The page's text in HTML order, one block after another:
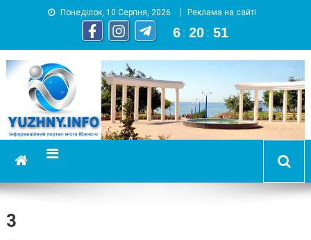
Понеділок, 10 Серпня, 2026 Реклама на сайті
6 : 20 : 52
YUZHNY.INFO
информационный портал города Южный
3